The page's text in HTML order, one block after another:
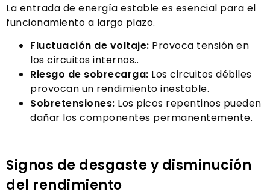
La entrada de energía estable es esencial para el
funcionamiento a largo plazo.
Fluctuación de voltaje: Provoca tensión en
los circuitos internos..
Riesgo de sobrecarga: Los circuitos débiles
provocan un rendimiento inestable.
Sobretensiones: Los picos repentinos pueden
dañar los componentes permanentemente.
Signos de desgaste y disminución
del rendimiento